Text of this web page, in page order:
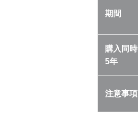
期間
購入同時
5年
注意事項